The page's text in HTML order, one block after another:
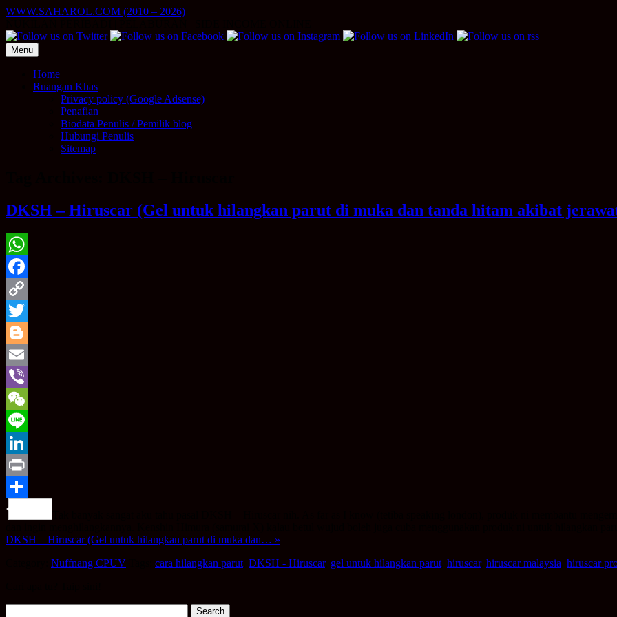
Skip
content
WWW.SAHAROL.COM (2010 – 2026)
Menu
Home
Ruangan Khas
Privacy policy (Google Adsense)
Penafian
Biodata Penulis / Pemilik blog
Hubungi Penulis
Sitemap
DKSH – Hiruscar (Gel untuk hilangkan parut di muka dan tanda hitam akibat
WhatsApp
Facebook
Copy
Link
Twitter
Blogger
Email
Viber
WeChat
Line
LinkedIn
Print
DKSH – Hiruscar (Gel untuk hilangkan parut di muka dan… »
Nuffnang CPUV cara hilangkan parut DKSH - Hiruscar, gel untuk hilangkan parut hiruscar, hiruscar malaysia hiruscar